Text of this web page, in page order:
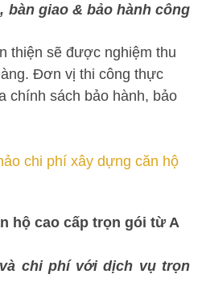
bàn giao & bảo hành công
thiện sẽ được nghiệm thu
Đơn vị thi công thực
chính sách bảo hành, bảo
chi phí xây dựng căn hộ
hộ cao cấp trọn gói từ A
chi phí với dịch vụ trọn